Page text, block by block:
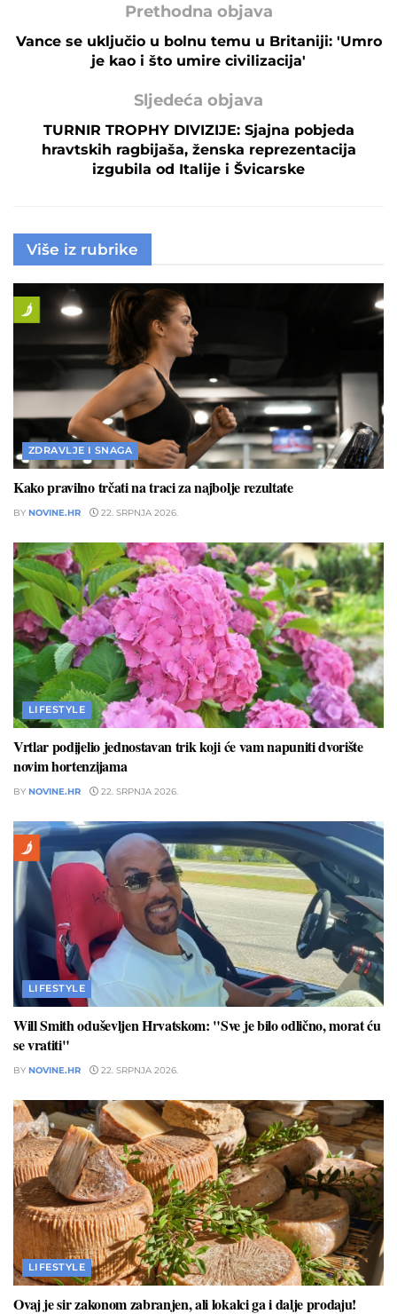
Prethodna objava
Vance se uključio u bolnu temu u Britaniji: 'Umro
je kao i što umire civilizacija'
Sljedeća objava
TURNIR TROPHY DIVIZIJE: Sjajna pobjeda
hravtskih ragbijaša, ženska reprezentacija
izgubila od Italije i Švicarske
Više iz rubrike
ZDRAVLJE I SNAGA
Kako pravilno trčati na traci za najbolje rezultate
BY NOVINE.HR 22. SRPNJA 2026.
LIFESTYLE
Vrtlar podijelio jednostavan trik koji će vam napuniti dvorište
novim hortenzijama
BY NOVINE.HR 22. SRPNJA 2026.
LIFESTYLE
Will Smith oduševljen Hrvatskom: "Sve je bilo odlično, morat ću
se vratiti"
BY NOVINE.HR 22. SRPNJA 2026.
LIFESTYLE
Ovaj je sir zakonom zabranjen, ali lokalci ga i dalje prodaju!